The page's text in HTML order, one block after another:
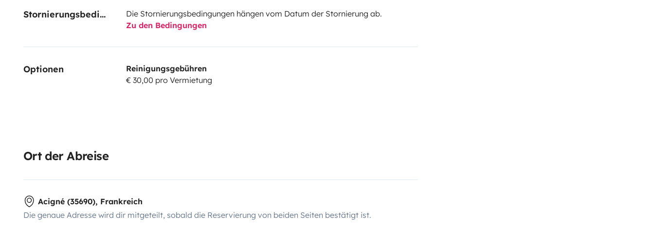
Stornierungsbedingungen
Die Stornierungsbedingungen hängen vom Datum der Stornierung ab.
Zu den Bedingungen
Optionen
Reinigungsgebühren
€ 30,00 pro Vermietung
Ort der Abreise
Acigné (35690), Frankreich
Die genaue Adresse wird dir mitgeteilt, sobald die Reservierung von beiden Seiten bestätigt ist.